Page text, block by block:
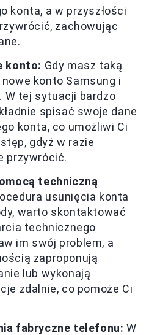
konta, a w przyszłości
zachowując
konto: Gdy masz taką
konto Samsung i
W tej sytuacji bardzo
spisać swoje dane
konta, co umożliwi Ci
gdyż w razie
przywrócić.
techniczną
usunięcia konta
warto skontaktować
technicznego
im swój problem, a
zaproponują
lub wykonają
zdalnie, co pomoże Ci
fabryczne telefonu: W